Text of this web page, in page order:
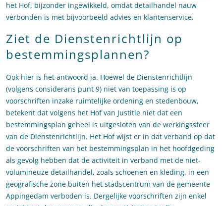
het Hof, bijzonder ingewikkeld, omdat detailhandel nauw
verbonden is met bijvoorbeeld advies en klantenservice.
Ziet de Dienstenrichtlijn op
bestemmingsplannen?
Ook hier is het antwoord ja. Hoewel de Dienstenrichtlijn
(volgens considerans punt 9) niet van toepassing is op
voorschriften inzake ruimtelijke ordening en stedenbouw,
betekent dat volgens het Hof van Justitie niet dat een
bestemmingsplan geheel is uitgesloten van de werkingssfeer
van de Dienstenrichtlijn. Het Hof wijst er in dat verband op dat
de voorschriften van het bestemmingsplan in het hoofdgeding
als gevolg hebben dat de activiteit in verband met de niet-
volumineuze detailhandel, zoals schoenen en kleding, in een
geografische zone buiten het stadscentrum van de gemeente
Appingedam verboden is. Dergelijke voorschriften zijn enkel